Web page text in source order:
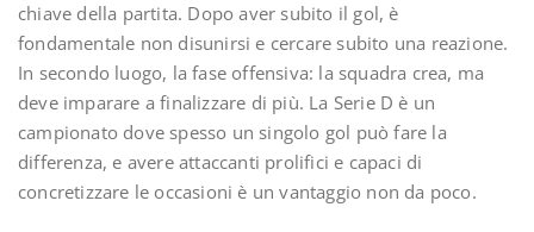
chiave della partita. Dopo aver subito il gol, è
fondamentale non disunirsi e cercare subito una reazione.
In secondo luogo, la fase offensiva: la squadra crea, ma
deve imparare a finalizzare di più. La Serie D è un
campionato dove spesso un singolo gol può fare la
differenza, e avere attaccanti prolifici e capaci di
concretizzare le occasioni è un vantaggio non da poco.